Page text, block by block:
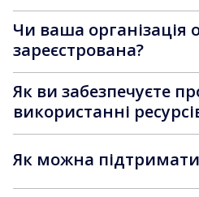
Чи ваша організація
зареєстрована?
Як ви забезпечуєте
використанні
Як можна підтримати